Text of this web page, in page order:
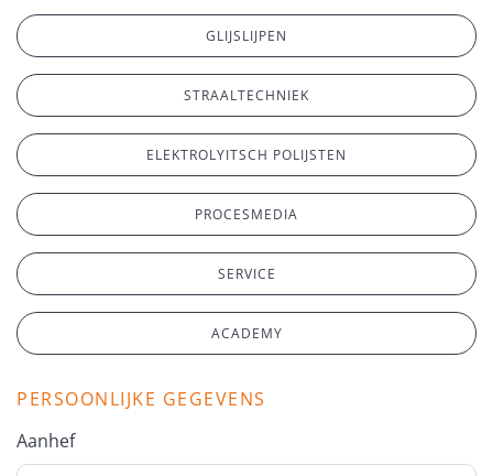
GLIJSLIJPEN
STRAALTECHNIEK
ELEKTROLYITSCH POLIJSTEN
PROCESMEDIA
SERVICE
ACADEMY
PERSOONLIJKE GEGEVENS
Aanhef